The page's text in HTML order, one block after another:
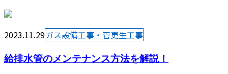
2023.11.29ガス設備工事・管更生工事
給排水管のメンテナンス方法を解説！